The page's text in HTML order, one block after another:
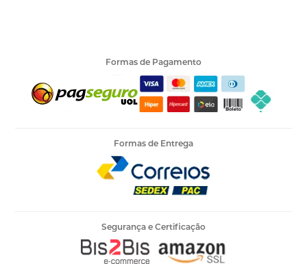
Formas de Pagamento
Formas de Entrega
Segurança e Certificação